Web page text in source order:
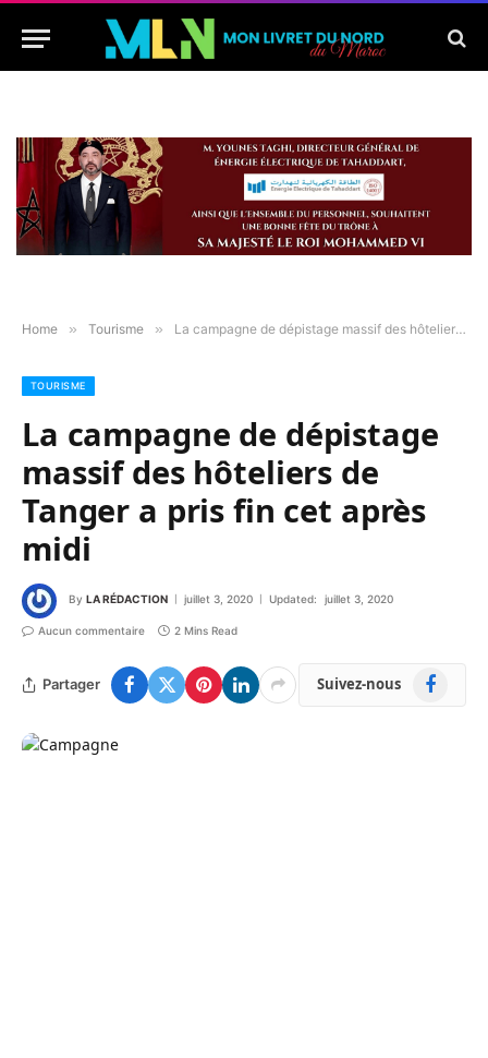
Home » Tourisme » La campagne de dépistage massif des hôteliers de Tanger a pris fin cet après midi
TOURISME
La campagne de dépistage
massif des hôteliers de
Tanger a pris fin cet après
midi
By LA RÉDACTION juillet 3, 2020 Updated: juillet 3, 2020
Aucun commentaire 2 Mins Read
Partager Suivez-nous Facebook